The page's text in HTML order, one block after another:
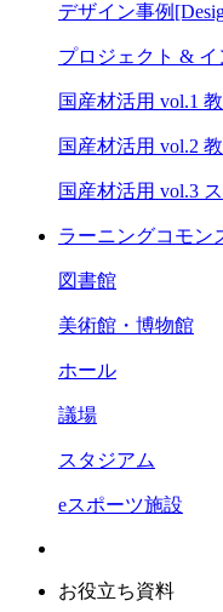
デザイン事例
プロジェクト &
国産材活用 vol.1
国産材活用 vol.2
国産材活用 vol.3
ラーニングコモン
図書館
美術館・博物館
ホール
議場
スタジアム
eスポーツ施設
お役立ち資料